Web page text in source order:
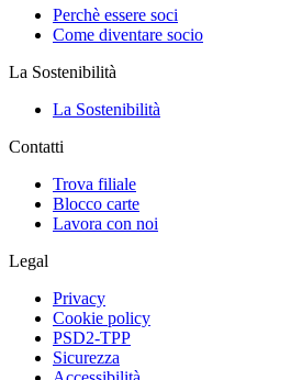
Perchè essere soci
Come diventare socio
La Sostenibilità
La Sostenibilità
Contatti
Trova filiale
Blocco carte
Lavora con noi
Legal
Privacy
Cookie policy
PSD2-TPP
Sicurezza